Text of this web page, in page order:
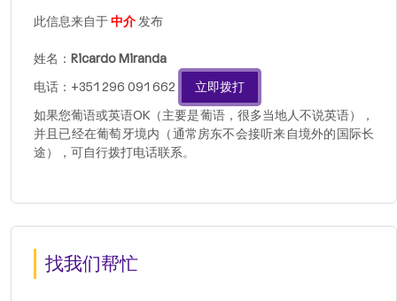
此信息来自于中介发布
姓名： Ricardo Miranda
电话：+351 296 091 662
立即拨打
如果您葡语或英语OK（主要是葡语，很多当地人不说英语），
并且已经在葡萄牙境内（通常房东不会接听来自境外的国际长
途），可自行拨打电话联系。
找我们帮忙